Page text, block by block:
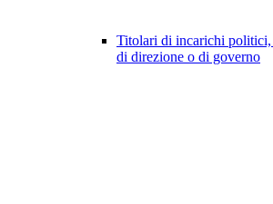
Titolari di incarichi politici,
di direzione o di governo